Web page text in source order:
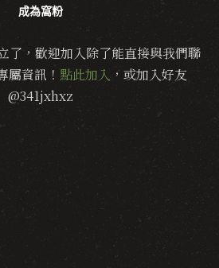
成為窩粉
了，歡迎加入除了能直接與我們聯
屬資訊！ 點此加入 ，或加入好友
@341jxhxz